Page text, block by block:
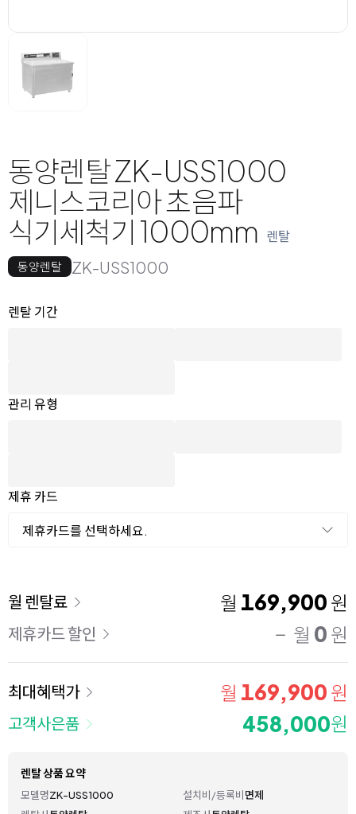
동양렌탈 ZK-USS1000
제니스코리아 초음파
식기세척기 1000mm 렌탈
동양렌탈 ZK-USS1000
옵션 선택
렌탈 선택
렌탈 기간
관리 유형
제휴 카드
제휴카드를 선택하세요.
이용 요금
월 렌탈료 월 169,900 원
제휴카드 할인 월 0 원
최대혜택가 월 169,900 원
고객사은품 458,000원
렌탈 상품 요약
모델명ZK-USS1000 설치비/등록비면제